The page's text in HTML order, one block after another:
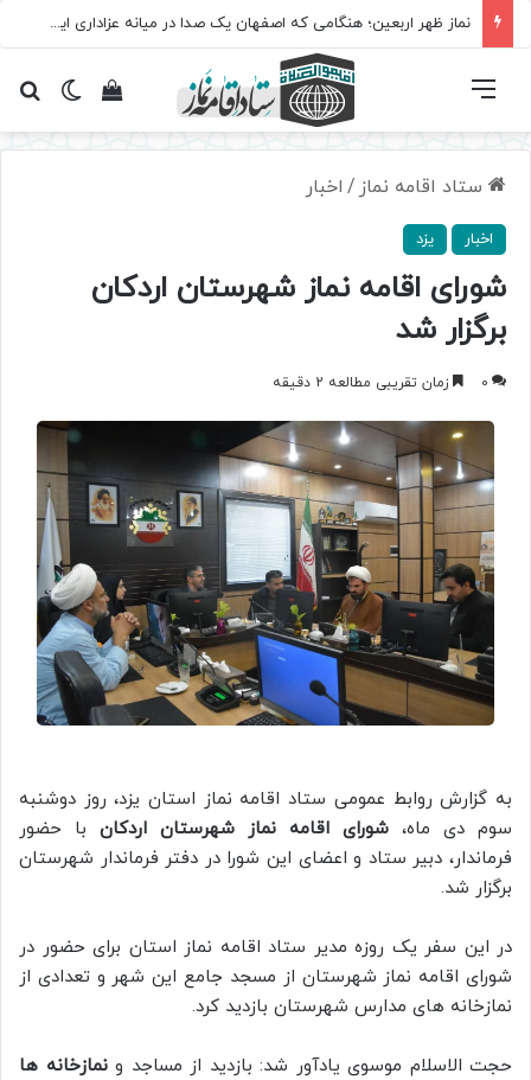
نماز ظهر اربعین؛ هنگامی که اصفهان یک صدا در میانه عزاداری ایستاد
تغییرمشاهده فهرست
ستاد اقامه نماز / اخبار
اخبار یزد
شورای اقامه نماز شهرستان اردکان
برگزار شد
0 زمان تقریبی مطالعه 2 دقیقه
به گزارش روابط عمومی ستاد اقامه نماز استان یزد، روز دوشنبه
سوم دی ماه، شورای اقامه نماز شهرستان اردکان با حضور
فرماندار، دبیر ستاد و اعضای این شورا در دفتر فرماندار شهرستان
برگزار شد.
در این سفر یک روزه مدیر ستاد اقامه نماز استان برای حضور در
شورای اقامه نماز شهرستان از مسجد جامع این شهر و تعدادی از
نمازخانه های مدارس شهرستان بازدید کرد.
حجت الاسلام موسوی یادآور شد: بازدید از مساجد ونمازخانه ها